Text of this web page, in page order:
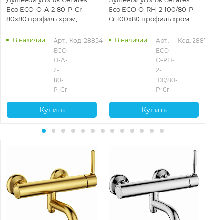
Eco ECO-O-A-2-80-P-Cr
80x80 профиль хром,
В наличии
Арт.:
ECO-
O-A-
2-
80-
P-Cr
Код: 28854
Купить
Eco ECO-O-RH-2-100/80-P-
Cr 100х80 профиль хром,
В наличии
Арт.:
ECO-
O-RH-
2-
100/80-
P-Cr
Код: 28873
Купить